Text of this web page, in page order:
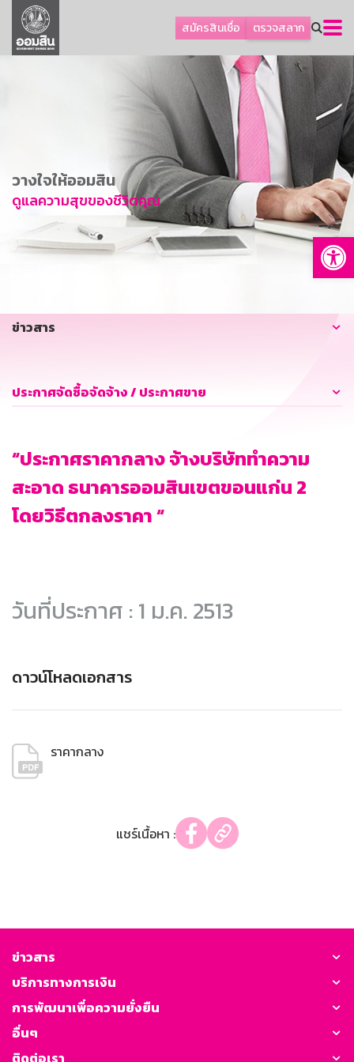
สมัครสินเชื่อ ตรวจสลาก
ลูกค้าธุรกิจ
ลูกค้าผู้ประกอบรายย่อย
การพัฒนาที่ยั่งยืน
ข่าวสาร
บริการทางการเงิน
อื่นๆ
วางใจให้ออมสิน
ดูแลความสุขของชีวิตคุณ
ข่าวสาร
ประกาศจัดซื้อจัดจ้าง / ประกาศขาย
“ประกาศราคากลาง จ้างบริษัททำความ
สะอาด ธนาคารออมสินเขตขอนแก่น 2
โดยวิธีตกลงราคา “
วันที่ประกาศ : 1 ม.ค. 2513
ดาวน์โหลดเอกสาร
ราคากลาง
แชร์เนื้อหา :
ข่าวสาร
บริการทางการเงิน
การพัฒนาเพื่อความยั่งยืน
อื่นๆ